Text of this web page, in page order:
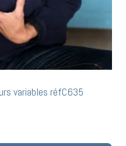
variables réfC635